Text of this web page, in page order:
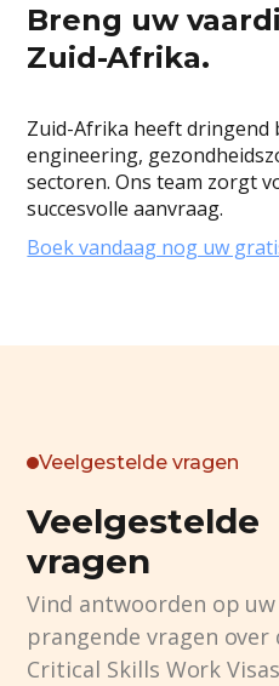
Breng uw
Zuid-Afrika.
Zuid-Afrika heeft dringend
engineering,
sectoren. Ons team zorgt
succesvolle aanvraag.
Boek vandaag nog uw
Veelgestelde vragen
Veelgestelde
vragen
Vind antwoorden op
prangende vragen over
Critical Skills Work